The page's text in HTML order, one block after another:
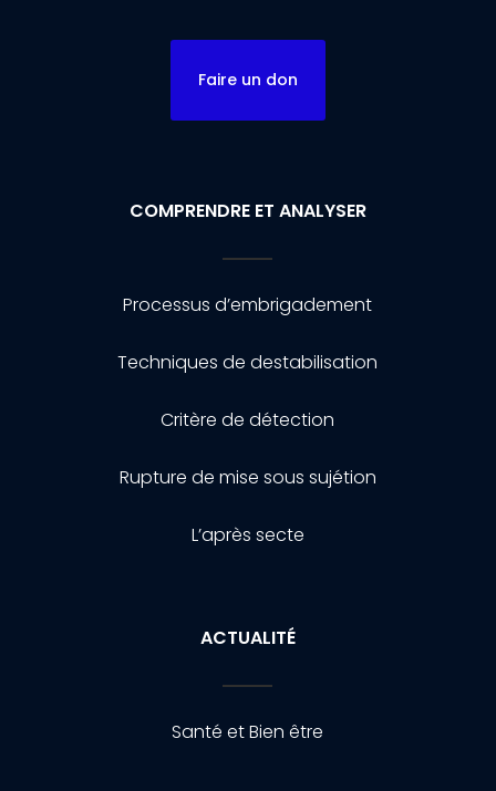
Faire un don
COMPRENDRE ET ANALYSER
Processus d’embrigadement
Techniques de destabilisation
Critère de détection
Rupture de mise sous sujétion
L’après secte
ACTUALITÉ
Santé et Bien être